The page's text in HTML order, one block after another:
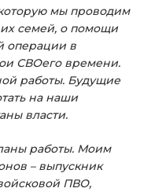
мы проводим
семей, о помощи
операции в
СВОего времени.
работы. Будущие
на наши
власти.
работы. Моим
– выпускник
ПВО,